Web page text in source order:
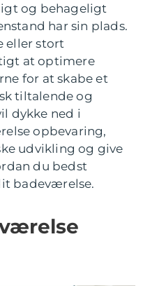
og behageligt
har sin plads.
eller stort
at optimere
for at skabe et
tiltalende og
dykke ned i
opbevaring,
udvikling og give
du bedst
badeværelse.